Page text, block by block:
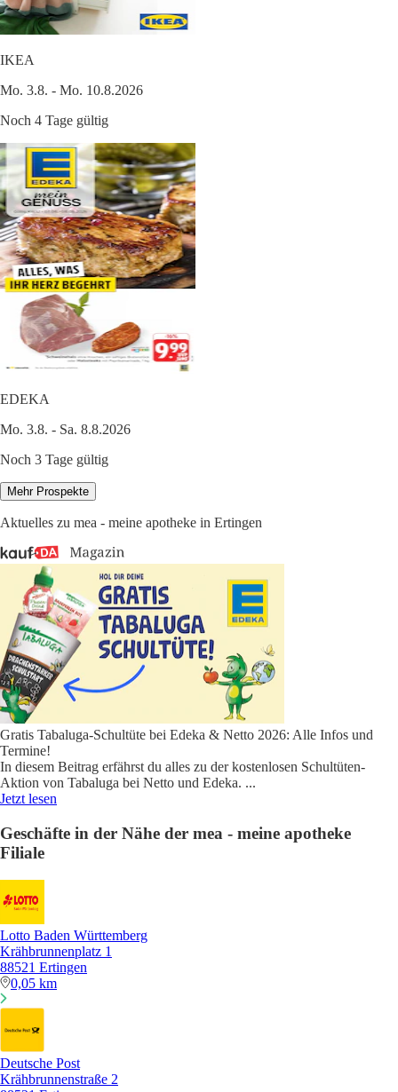
IKEA
Mo. 3.8. - Mo. 10.8.2026
Noch 4 Tage gültig
EDEKA
Mo. 3.8. - Sa. 8.8.2026
Noch 3 Tage gültig
Mehr Prospekte
Aktuelles zu mea - meine apotheke in Ertingen
Gratis Tabaluga-Schultüte bei Edeka & Netto 2026: Alle Infos und
Termine!
In diesem Beitrag erfährst du alles zu der kostenlosen Schultüten-
Aktion von Tabaluga bei Netto und Edeka. ...
Jetzt lesen
Geschäfte in der Nähe der mea - meine apotheke
Filiale
Lotto Baden Württemberg
Krähbrunnenplatz 1
88521 Ertingen
0,05 km
Deutsche Post
Krähbrunnenstraße 2